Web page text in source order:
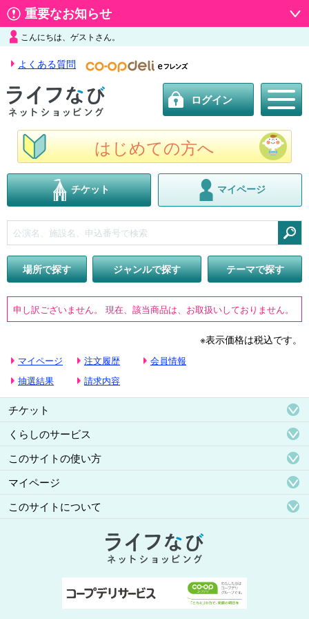
重要なお知らせ
こんにちは、ゲストさん。
よくある質問
ログイン
はじめての方へ
チケット マイページ
場所で探す
ジャンルで探す テーマで探す
申し訳ございません。 現在、該当商品は、お取扱いしておりません。
※表示価格は税込です。
マイページ 注文履歴
会員情報
抽選結果
請求内容
チケット
くらしのサービス
このサイトの使い方
マイページ
このサイトについて